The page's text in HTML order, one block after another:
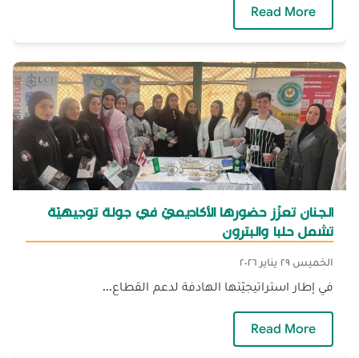
Read More
الجنان تعزّز حضورها الأكاديميّ في جولة توجيهيّة
تشمل حلبا والبترون
الخميس ٢٩ يناير ٢٠٢٦
في إطار استراتيجيّتها الهادفة لدعم القطاع...
Read More